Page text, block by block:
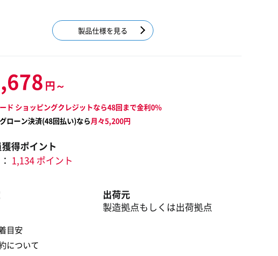
製品仕様を見る
円～
ド ショッピングクレジットなら48回まで金利0%
ローン決済(48回払い)なら月々5,200円
得ポイント
1,134 ポイント
出荷元
製造拠点もしくは出荷拠点
目安
について